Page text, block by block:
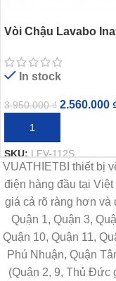
Vòi Chậu Lavabo
In stock
3.950.000₫ 2.560.000
THÊM VÀO GIỎ HÀNG
SKU:LFV-112S
VUATHIETBI thiết bị
điện hàng đầu tại
giá cả rõ ràng hơn và
Quận 1, Quận 3,
Quận 10, Quận 11,
Phú Nhuận, Quận
(Quận 2, 9, Thủ Đức